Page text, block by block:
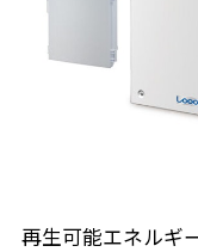
再生可能エネルギ